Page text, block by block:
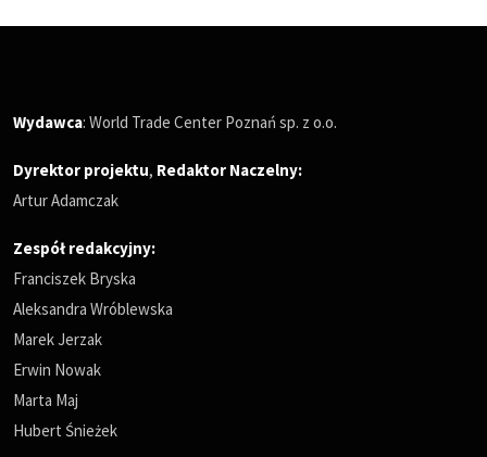
Wydawca: World Trade Center Poznań sp. z o.o.
Dyrektor projektu, Redaktor Naczelny:
Artur Adamczak
Zespół redakcyjny:
Franciszek Bryska
Aleksandra Wróblewska
Marek Jerzak
Erwin Nowak
Marta Maj
Hubert Śnieżek